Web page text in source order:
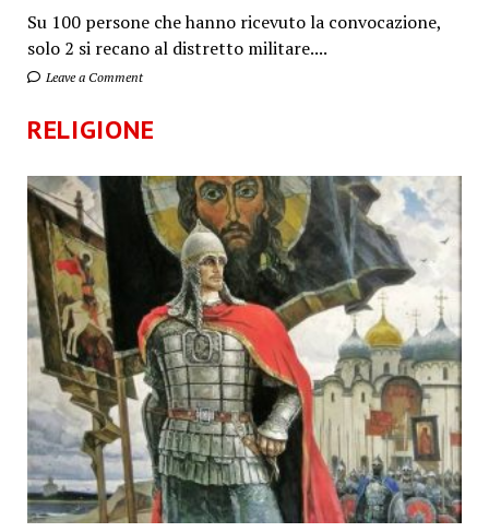
Su 100 persone che hanno ricevuto la convocazione,
solo 2 si recano al distretto militare....
Leave a Comment
RELIGIONE